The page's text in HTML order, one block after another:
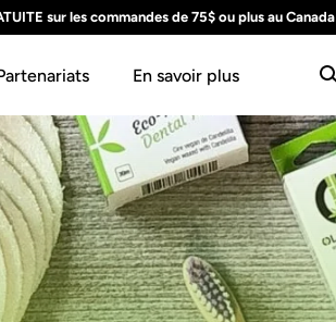
sur les commandes de 75$ ou plus au Canada
En savoir plus